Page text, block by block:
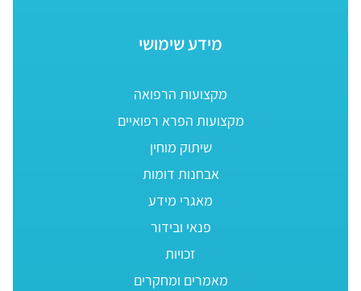
מידע שימושי
מקצועות הרפואה
מקצועות הפרא רפואיים
שיתוק מוחין
אבחנות דומות
מאגרי מידע
פנאי ובידור
זכויות
מאמרים ומחקרים